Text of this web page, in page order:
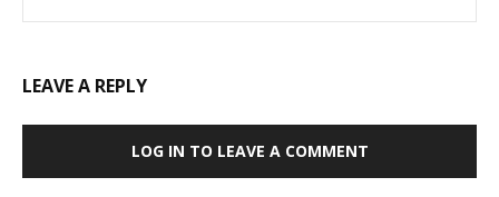
LEAVE A REPLY
LOG IN TO LEAVE A COMMENT